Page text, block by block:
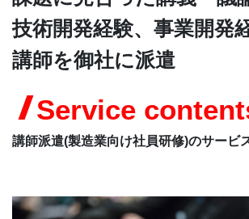
技術開発経験、事業開発
講師を御社に派遣
Service
講師派遣(製造業向け社員研修)のサービ